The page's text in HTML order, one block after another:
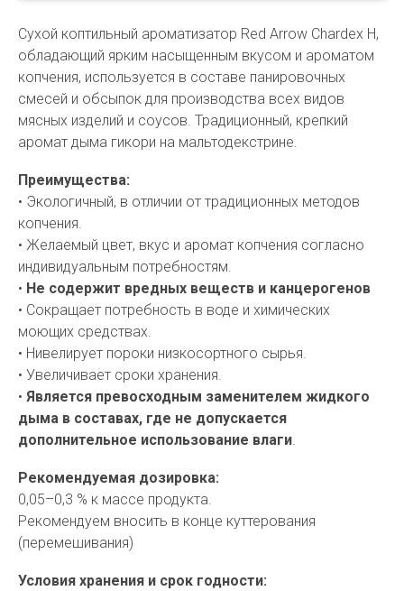
Сухой коптильный ароматизатор Red Arrow Chardex H,
обладающий ярким насыщенным вкусом и ароматом
копчения, используется в составе панировочных
смесей и обсыпок для производства всех видов
мясных изделий и соусов. Традиционный, крепкий
аромат дыма гикори на мальтодекстрине.
Преимущества:
• Экологичный, в отличии от традиционных методов
копчения.
• Желаемый цвет, вкус и аромат копчения согласно
индивидуальным потребностям.
• Не содержит вредных веществ и канцерогенов
• Сокращает потребность в воде и химических
моющих средствах.
• Нивелирует пороки низкосортного сырья.
• Увеличивает сроки хранения.
• Является превосходным заменителем жидкого
дыма в составах, где не допускается
дополнительное использование влаги.
Рекомендуемая дозировка:
0,05–0,3 % к массе продукта.
Рекомендуем вносить в конце куттерования
(перемешивания)
Условия хранения и срок годности: